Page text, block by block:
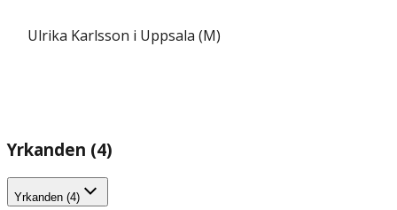
Ulrika Karlsson i Uppsala (M)
Yrkanden (4)
Yrkanden (4)